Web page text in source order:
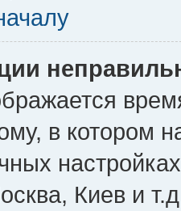
в котором
Киев и